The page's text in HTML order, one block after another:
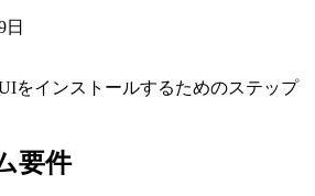
日
をインストールするためのステップ
要件